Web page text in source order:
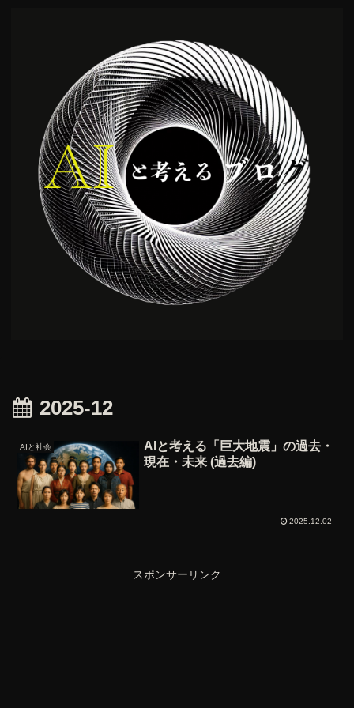
2025-12
AIと社会
AIと考える「巨大地震」の過去・
現在・未来 (過去編)
2025.12.02
スポンサーリンク